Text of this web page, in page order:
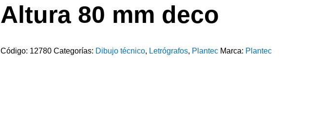
Altura 80 mm deco
Código: 12780 Categorías: Dibujo técnico, Letrógrafos, Plantec Marca: Plantec